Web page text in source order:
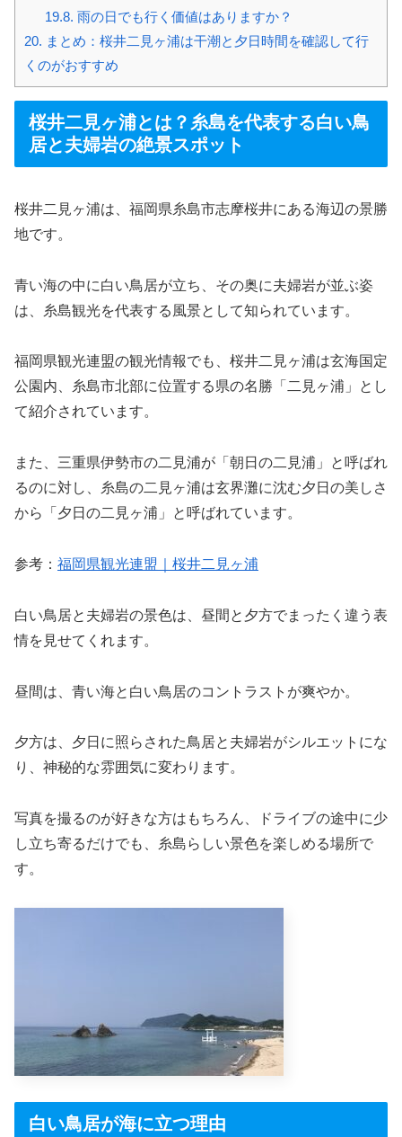
19.8. 雨の日でも行く価値はありますか？
20. まとめ：桜井二見ヶ浦は干潮と夕日時間を確認して行
くのがおすすめ
桜井二見ヶ浦とは？糸島を代表する白い鳥
居と夫婦岩の絶景スポット
桜井二見ヶ浦は、福岡県糸島市志摩桜井にある海辺の景勝
地です。
青い海の中に白い鳥居が立ち、その奥に夫婦岩が並ぶ姿
は、糸島観光を代表する風景として知られています。
福岡県観光連盟の観光情報でも、桜井二見ヶ浦は玄海国定
公園内、糸島市北部に位置する県の名勝「二見ヶ浦」とし
て紹介されています。
また、三重県伊勢市の二見浦が「朝日の二見浦」と呼ばれ
るのに対し、糸島の二見ヶ浦は玄界灘に沈む夕日の美しさ
から「夕日の二見ヶ浦」と呼ばれています。
参考： 福岡県観光連盟｜桜井二見ヶ浦
白い鳥居と夫婦岩の景色は、昼間と夕方でまったく違う表
情を見せてくれます。
昼間は、青い海と白い鳥居のコントラストが爽やか。
夕方は、夕日に照らされた鳥居と夫婦岩がシルエットにな
り、神秘的な雰囲気に変わります。
写真を撮るのが好きな方はもちろん、ドライブの途中に少
し立ち寄るだけでも、糸島らしい景色を楽しめる場所で
す。
白い鳥居が海に立つ理由